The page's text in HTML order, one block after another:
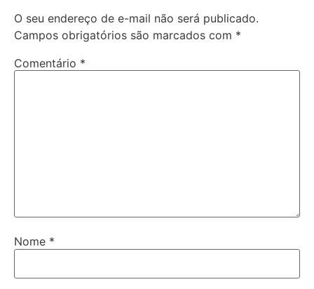
O seu endereço de e-mail não será publicado.
Campos obrigatórios são marcados com *
Comentário *
Nome *